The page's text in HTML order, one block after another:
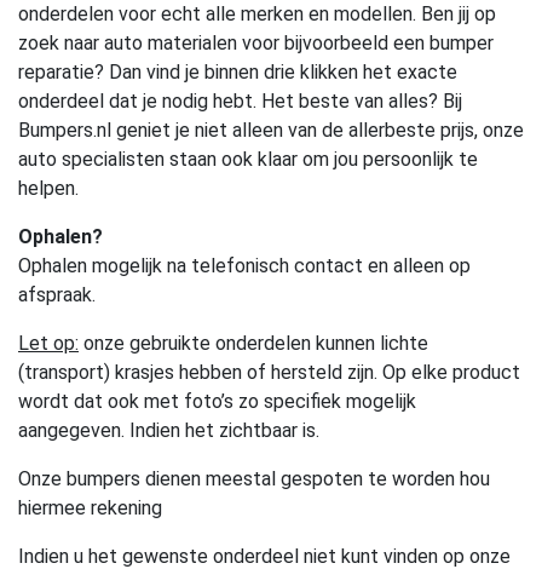
onderdelen voor echt alle merken en modellen. Ben jij op
zoek naar auto materialen voor bijvoorbeeld een bumper
reparatie? Dan vind je binnen drie klikken het exacte
onderdeel dat je nodig hebt. Het beste van alles? Bij
Bumpers.nl geniet je niet alleen van de allerbeste prijs, onze
auto specialisten staan ook klaar om jou persoonlijk te
helpen.
Ophalen?
Ophalen mogelijk na telefonisch contact en alleen op
afspraak.
Let op: onze gebruikte onderdelen kunnen lichte
(transport) krasjes hebben of hersteld zijn. Op elke product
wordt dat ook met foto’s zo specifiek mogelijk
aangegeven. Indien het zichtbaar is.
Onze bumpers dienen meestal gespoten te worden hou
hiermee rekening
Indien u het gewenste onderdeel niet kunt vinden op onze